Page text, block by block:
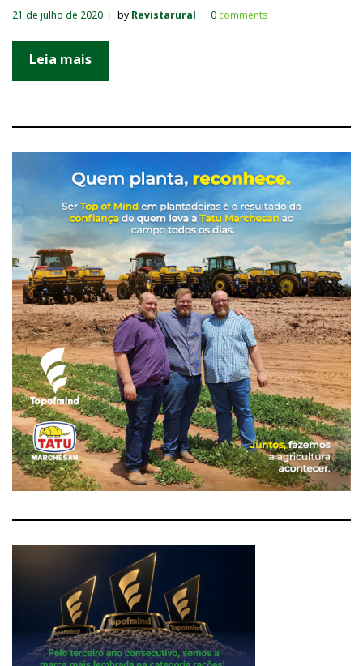
21 de julho de 2020 by Revistarural 0comments
Leia mais